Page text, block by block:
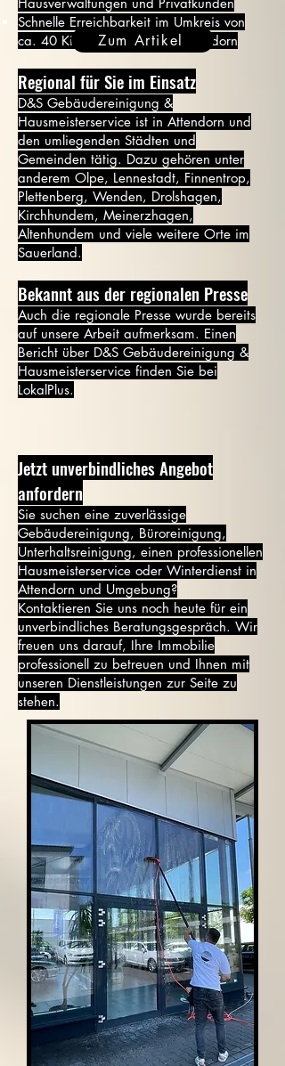
Schnelle Erreichbarkeit im Umkreis von
ca. 40 Kilometern rund um Attendorn
Regional für Sie im Einsatz
D&S Gebäudereinigung &
Hausmeisterservice ist in Attendorn und
den umliegenden Städten und
Gemeinden tätig. Dazu gehören unter
anderem Olpe, Lennestadt, Finnentrop,
Plettenberg, Wenden, Drolshagen,
Kirchhundem, Meinerzhagen,
Altenhundem und viele weitere Orte im
Sauerland.
Bekannt aus der regionalen Presse
Auch die regionale Presse wurde bereits
auf unsere Arbeit aufmerksam. Einen
Bericht über D&S Gebäudereinigung &
Hausmeisterservice finden Sie bei
LokalPlus.
Jetzt unverbindliches Angebot
anfordern
Sie suchen eine zuverlässige
Gebäudereinigung, Büroreinigung,
Unterhaltsreinigung, einen professionellen
Hausmeisterservice oder Winterdienst in
Attendorn und Umgebung?
Kontaktieren Sie uns noch heute für ein
unverbindliches Beratungsgespräch. Wir
freuen uns darauf, Ihre Immobilie
professionell zu betreuen und Ihnen mit
unseren Dienstleistungen zur Seite zu
stehen.
Zum Artikel